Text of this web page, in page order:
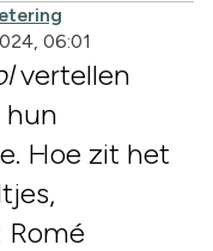
06:01
vertellen
hun
Hoe zit het
Romé